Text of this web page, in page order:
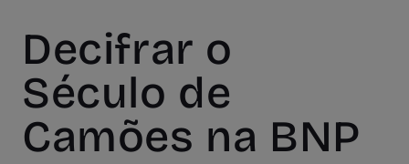
Decifrar o
Século de
Camões na BNP